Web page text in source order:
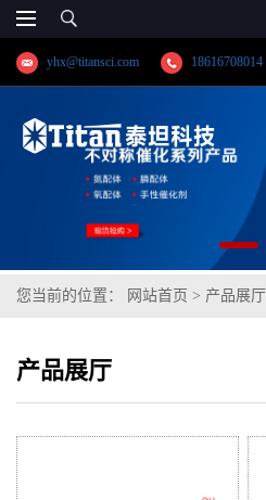
yhx@titansci.com 18616708014
您当前的位置： 网站首页 > 产品展厅
产品展厅